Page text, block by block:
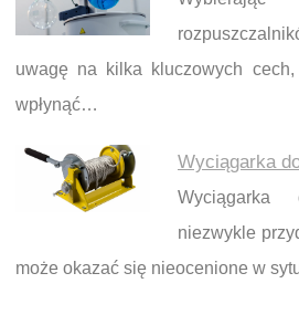
uwagę na kilka kluczowych
wpłynąć…
Wyciągarka
niezwykle
może okazać się nieocenione w